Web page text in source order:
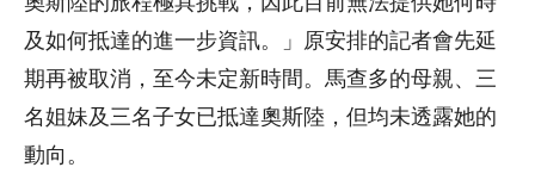
及如何抵達的進一步資訊。」原安排的記者會先延
期再被取消，至今未定新時間。馬查多的母親、三
名姐妹及三名子女已抵達奧斯陸，但均未透露她的
動向。